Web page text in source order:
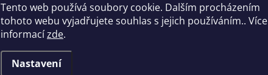
Tento web používá soubory cookie. Dalším procházením
tohoto webu vyjadřujete souhlas s jejich používáním.. Více
informacízde.
Nastavení